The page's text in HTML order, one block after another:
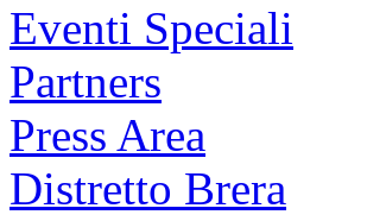
Eventi Speciali
Partners
Press Area
Distretto Brera